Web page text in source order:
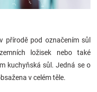
přírodě pod označením sůl
ložisek nebo také
kuchyňská sůl. Jedná se o
v celém těle.